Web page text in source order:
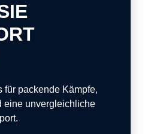
für packende Kämpfe,
eine unvergleichliche